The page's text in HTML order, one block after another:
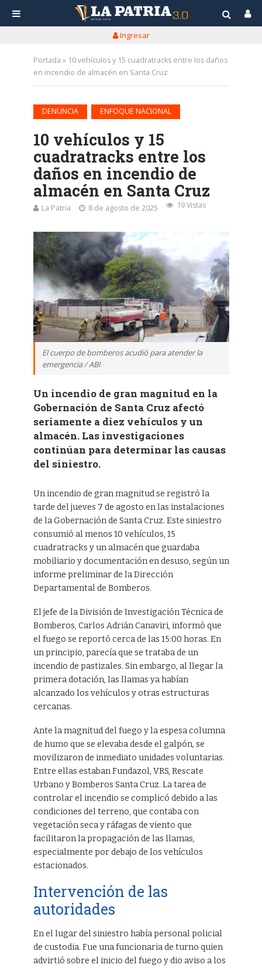
Ingresar
Portada » 10 vehículos y 15 cuadratracks entre los daños
en incendio de almacén en Santa Cruz
DENUNCIA ENFOQUE NACIONAL
10 vehículos y 15
cuadratracks entre los
daños en incendio de
almacén en Santa Cruz
La Patria 8 de agosto de 2025 19 Vistas
El cuerpo de bomberos acudió para atender la
emergencia / ABI
Un incendio de gran magnitud en la
Gobernación de Santa Cruz afectó
seriamente a diez vehículos y un
almacén. Las investigaciones
continúan para determinar las causas
del siniestro.
Un incendio de gran magnitud se registró la
tarde del jueves 7 de agosto en las instalaciones
de la Gobernación de Santa Cruz. Este siniestro
consumió al menos 10 vehículos, 15
cuadratracks y un almacén que guardaba
mobiliario y documentación en desuso, según un
informe preliminar de la Dirección
Departamental de Bomberos.
El jefe de la División de Investigación Técnica de
Bomberos, Carlos Adrián Canaviri, informó que
el fuego se reportó cerca de las 15:00 horas. En
un principio, parecía que se trataba de un
incendio de pastizales. Sin embargo, al llegar la
primera dotación, las llamas ya habían
alcanzado los vehículos y otras estructuras
cercanas.
Ante la magnitud del fuego y la espesa columna
de humo que se elevaba desde el galpón, se
movilizaron de inmediato unidades voluntarias.
Entre ellas estaban Fundazol, VRS, Rescate
Urbano y Bomberos Santa Cruz. La tarea de
controlar el incendio se complicó debido a las
condiciones del terreno, que contaba con
vegetación seca y ráfagas de viento que
facilitaron la propagación de las llamas,
especialmente por debajo de los vehículos
estacionados.
Intervención de las
autoridades
En el lugar del siniestro había personal policial
de custodia. Fue una funcionaria de turno quien
advirtió sobre el inicio del fuego y dio aviso a los